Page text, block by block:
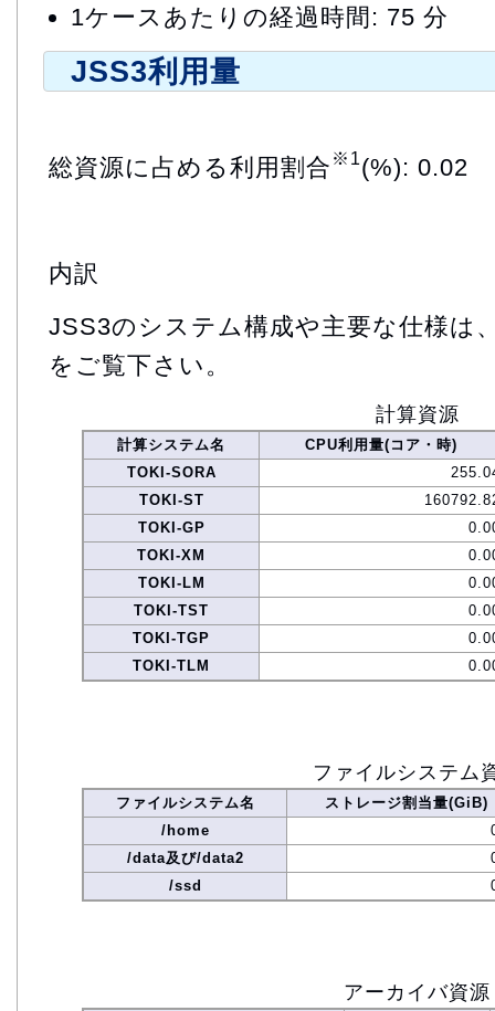
1ケースあたりの経過時間: 75 分
JSS3利用量
総資源に占める利用割合 ※1(%): 0.02
内訳
JSS3のシステム構成や主要な仕様は
をご覧下さい。
計算資源
計算システム名
CPU利用量(コア・時)
TOKI-SORA
TOKI-ST
TOKI-GP
TOKI-XM
TOKI-LM
TOKI-TST
TOKI-TGP
TOKI-TLM
ファイルシステム
ファイルシステム名
ストレージ割当量(GiB)
/home
/data及び/data2
/ssd
アーカイバ資源